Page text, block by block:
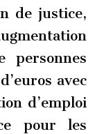
de justice,
personnes
avec
d’emploi
pour les